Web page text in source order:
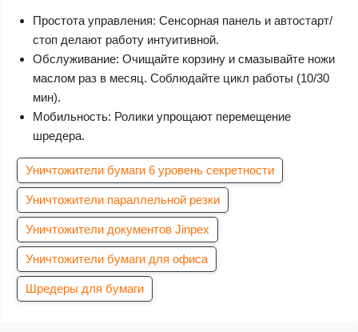
Простота управления: Сенсорная панель и автостарт/
стоп делают работу интуитивной.
Обслуживание: Очищайте корзину и смазывайте ножи
маслом раз в месяц. Соблюдайте цикл работы (10/30
мин).
Мобильность: Ролики упрощают перемещение
шредера.
Уничтожители бумаги 6 уровень секретности
Уничтожители параллельной резки
Уничтожители документов Jinpex
Уничтожители бумаги для офиса
Шредеры для бумаги